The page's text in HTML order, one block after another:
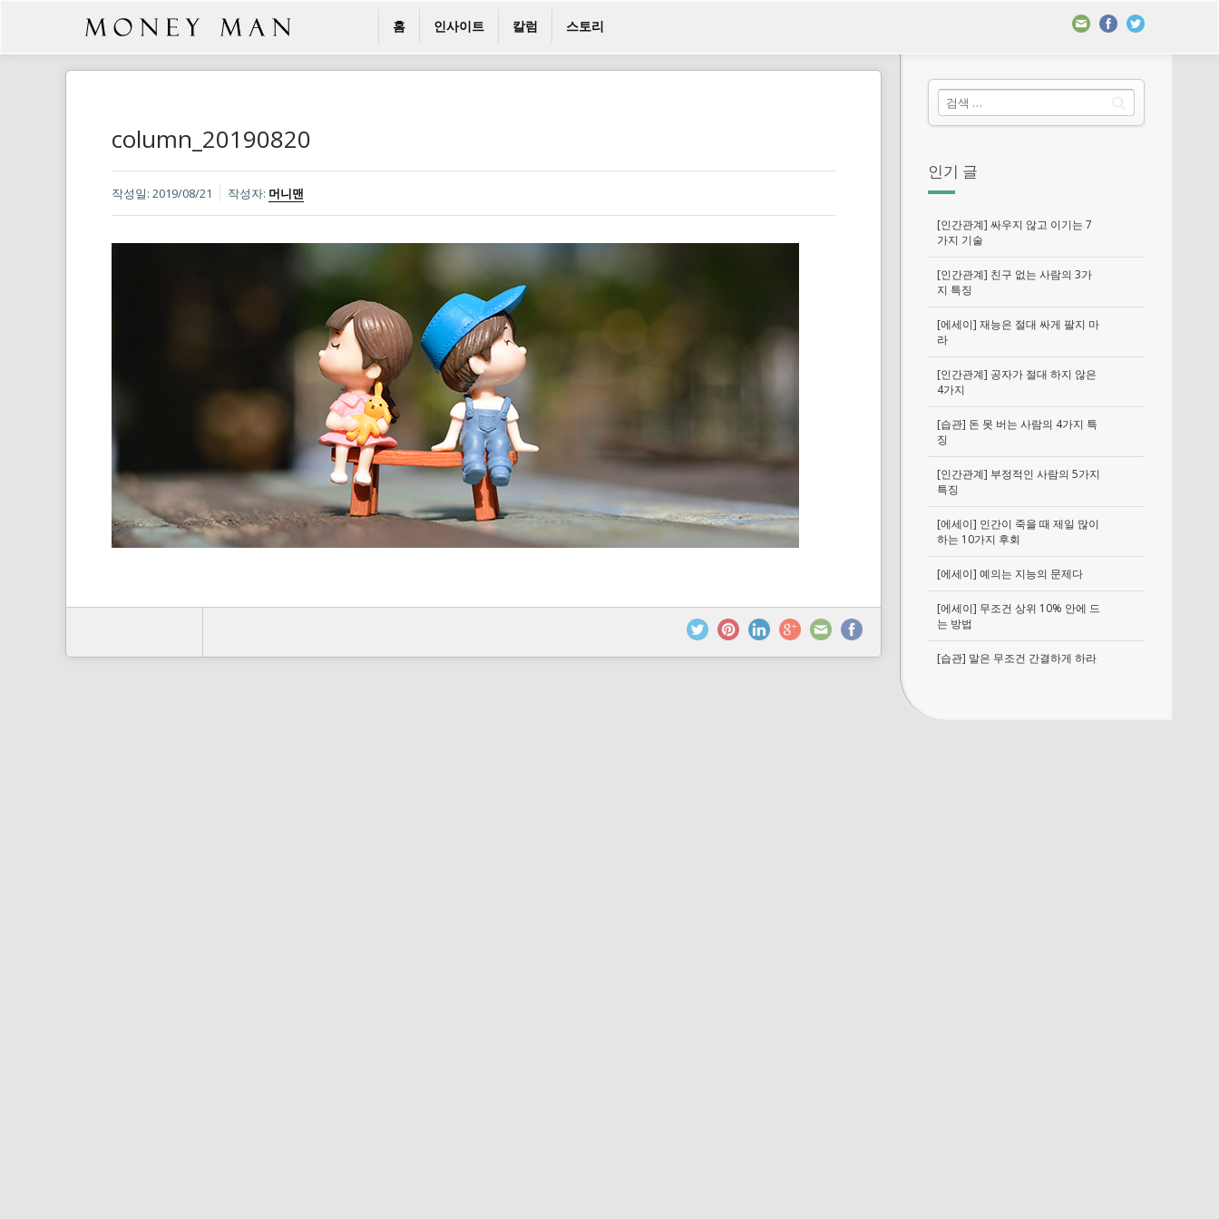
홈 인사이트 칼럼 스토리
인기 글
[인간관계] 싸우지 않고 이기는 7
가지 기술
[인간관계] 친구 없는 사람의 3가
지 특징
[에세이] 재능은 절대 싸게 팔지 마
라
[인간관계] 공자가 절대 하지 않은
4가지
[습관] 돈 못 버는 사람의 4가지 특
징
[인간관계] 부정적인 사람의 5가지
특징
[에세이] 인간이 죽을 때 제일 많이
하는 10가지 후회
[에세이] 예의는 지능의 문제다
[에세이] 무조건 상위 10% 안에 드
는 방법
[습관] 말은 무조건 간결하게 하라
column_20190820
작성일: 2019/08/21 작성자: 머니맨